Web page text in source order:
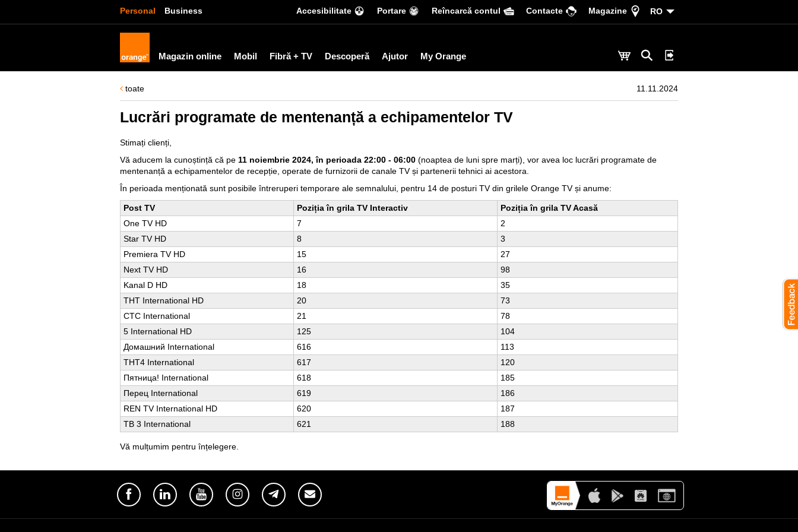
Personal Business Accesibilitate Portare Reîncarcă contul Сontacte Magazine RO
Magazin online Mobil Fibră + TV Descoperă Ajutor My Orange
toate 11.11.2024
Lucrări programate de mentenanță a echipamentelor TV
Stimați clienți,
Vă aducem la cunoștință că pe 11 noiembrie 2024, în perioada 22:00 - 06:00 (noaptea de luni spre marți), vor avea loc lucrări programate de
mentenanță a echipamentelor de recepție, operate de furnizorii de canale TV și partenerii tehnici ai acestora.
În perioada menționată sunt posibile întreruperi temporare ale semnalului, pentru 14 de posturi TV din grilele Orange TV și anume:
Post TV Poziția în grila TV Interactiv
Poziția în grila TV Acasă
One TV HD
7
2
Star TV HD
8
3
Premiera TV HD
15
27
Next TV HD
16
98
Kanal D HD
18
35
ТНТ International HD
20
73
СТС International
21
78
5 International HD
125
104
Домашний International
616
113
ТНТ4 International
617
120
Пятница! International
618
185
Перец International
619
186
REN TV International HD
620
187
ТВ 3 International
621 188
Vă mulțumim pentru înțelegere.